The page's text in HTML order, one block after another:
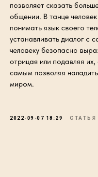
позволяет сказать
общении. В танце
понимать язык своего
устанавливать диалог с
человеку безопасно
отрицая или подавляя
самым позволяя
миром.
2022-09-07 18:29 СТАТЬЯ